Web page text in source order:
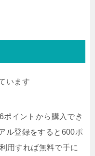
います
イントから購入でき
ル登録をすると600ポ
用すれば無料で手に